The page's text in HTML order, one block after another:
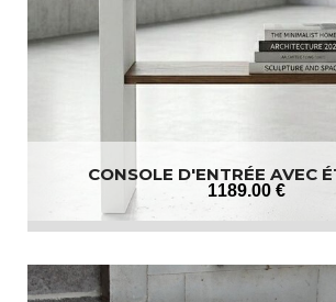
CONSOLE D'ENTRÉE AVEC
1189.00 €